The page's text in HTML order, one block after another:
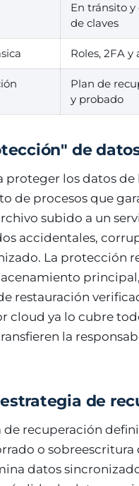
En tránsito
de claves
Roles, 2FA
Plan de
y probado
de
los datos de
de procesos que
subido a un
accidentales,
La protección
restauración
cloud ya lo cubre
la
de
recuperación
o sobreescritura
datos